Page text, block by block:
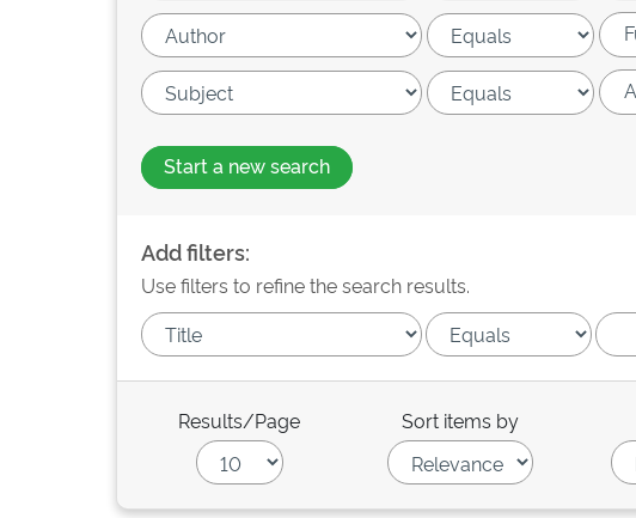
Start a new search
Add filters:
Use filters to refine the search results.
Results/Page Sort items by